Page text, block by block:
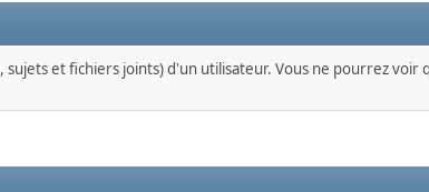
et fichiers joints) d'un utilisateur. Vous ne pourrez voir